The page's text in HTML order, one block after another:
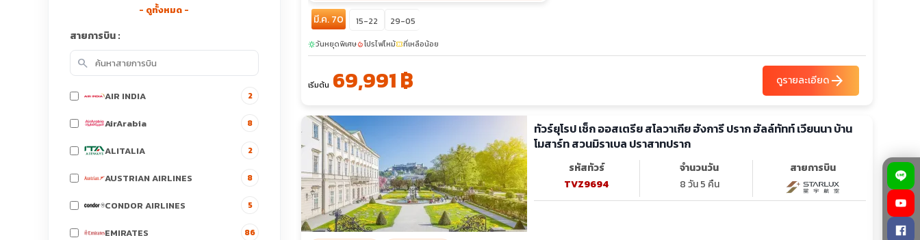
- ดูทั้งหมด -
สายการบิน :
search
AIR INDIA 2
AirArabia 8
ALITALIA 2
AUSTRIAN AIRLINES 8
CONDOR AIRLINES 5
EMIRATES 86
มี.ค. 70 15-22 29-05
sunnyวันหยุดพิเศษlocal_fire_departmentโปรไฟไหม้confirmation_numberที่เหลือน้อย
เริ่มต้น 69,991 ฿ ดูรายละเอียดarrow_forward
ทัวร์ยุโรป เช็ก ออสเตรีย สโลวาเกีย ฮังการี ปราก ฮัลล์ทัทท์ เวียนนา บ้าน
โมสาร์ท สวนมิราเบล ปราสาทปราก
รหัสทัวร์
TVZ9694
จำนวนวัน
8 วัน 5 คืน
สายการบิน